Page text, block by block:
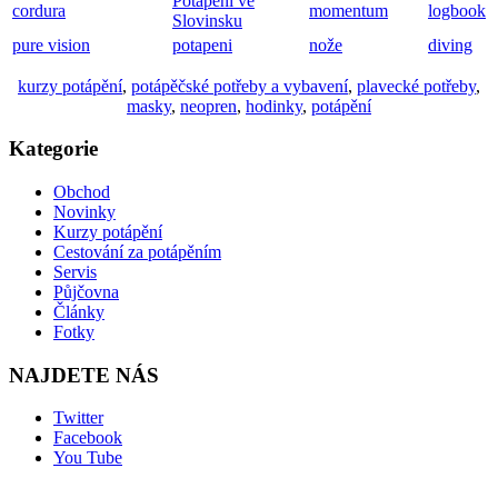
cordura
Slovinsku
momentum
logbook
pure vision
potapeni nože diving
kurzy potápění, potápěčské potřeby a vybavení, plavecké potřeby,
masky, neopren, hodinky, potápění
Kategorie
Obchod
Novinky
Kurzy potápění
Cestování za potápěním
Servis
Půjčovna
Články
Fotky
NAJDETE NÁS
Twitter
Facebook
You Tube